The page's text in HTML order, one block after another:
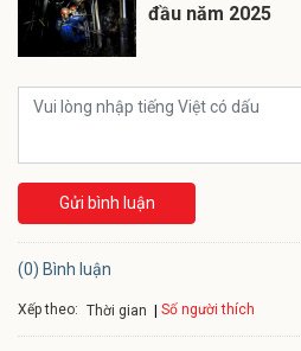
đầu năm 2025
Gửi bình luận
(0) Bình luận
Xếp theo: Thời gian Số người thích